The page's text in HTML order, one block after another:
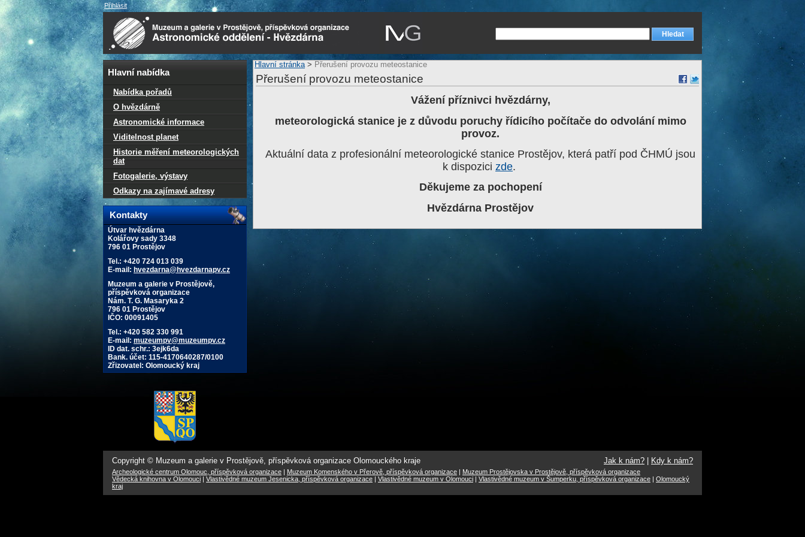
Hlavní nabídka
Nabídka pořadů
O hvězdárně
Astronomické informace
Viditelnost planet
Historie měření meteorologických
dat
Fotogalerie, výstavy
Odkazy na zajímavé adresy
Kontakty
Útvar hvězdárna
Kolářovy sady 3348
796 01 Prostějov
Tel.: +420 724 013 039
E-mail: hvezdarna@hvezdarnapv.cz
Muzeum a galerie v Prostějově,
příspěvková organizace
Nám. T. G. Masaryka 2
796 01 Prostějov
IČO: 00091405
Tel.: +420 582 330 991
E-mail: muzeumpv@muzeumpv.cz
ID dat. schr.: 3ejk6da
Bank. účet: 115-4170640287/0100
Zřizovatel: Olomoucký kraj
Hlavní stránka> Přerušení provozu meteostanice
Přerušení provozu meteostanice
Vážení příznivci hvězdárny,
meteorologická stanice je z důvodu poruchy řídicího počítače do odvolání mimo
provoz.
Aktuální data z profesionální meteorologické stanice Prostějov, která patří pod ČHMÚ jsou
k dispozici zde.
Děkujeme za pochopení
Hvězdárna Prostějov
Copyright © Muzeum a galerie v Prostějově, příspěvková organizace Olomouckého kraje Jak k nám? Kdy k nám?
Archeologické centrum Olomouc, příspěvková organizace | Muzeum Komenského v Přerově, příspěvková organizace | Muzeum Prostějovska v Prostějově, příspěvková organizace
Vědecká knihovna v Olomouci | Vlastivědné muzeum Jesenicka, příspěvková organizace | Vlastivědné muzeum v Olomouci | Vlastivědné muzeum v Šumperku, příspěvková organizace | Olomoucký
kraj
Přihlásit